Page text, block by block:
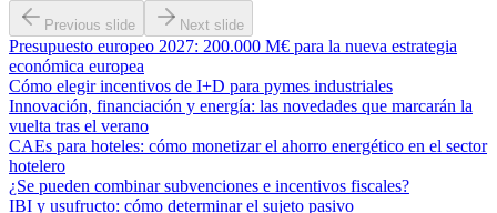
Previous slide Next slide
Presupuesto europeo 2027: 200.000 M€ para la nueva estrategia
económica europea
Cómo elegir incentivos de I+D para pymes industriales
Innovación, financiación y energía: las novedades que marcarán la
vuelta tras el verano
CAEs para hoteles: cómo monetizar el ahorro energético en el sector
hotelero
¿Se pueden combinar subvenciones e incentivos fiscales?
IBI y usufructo: cómo determinar el sujeto pasivo